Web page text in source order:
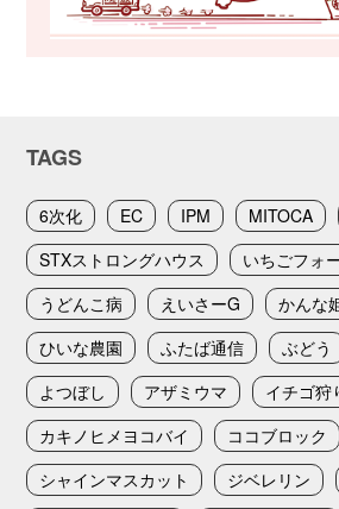
TAGS
6次化 EC IPM MITOCA
STXストロングハウス
いちごフォ
うどんこ病
えいさーG かんな
ひいな農園
ふたば通信 ぶどう
よつぼし
アザミウマ
イチゴ狩
カキノヒメヨコバイ
ココブロック
シャインマスカット
ジベレリン